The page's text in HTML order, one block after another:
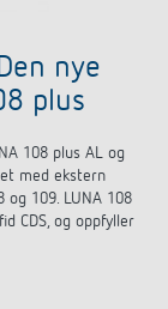
nye
plus
108 plus AL og
med ekstern
og 109. LUNA 108
CDS, og oppfyller